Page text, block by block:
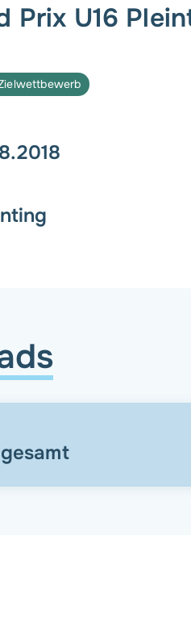
Prix U16